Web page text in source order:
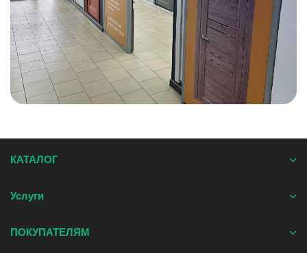
КАТАЛОГ
Услуги
ПОКУПАТЕЛЯМ